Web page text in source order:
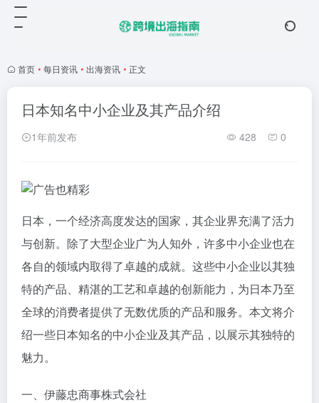
首页 • 每日资讯 • 出海资讯 • 正文
日本知名中小企业及其产品介绍
1年前发布 428 0
日本，一个经济高度发达的国家，其企业界充满了活力
与创新。除了大型企业广为人知外，许多中小企业也在
各自的领域内取得了卓越的成就。这些中小企业以其独
特的产品、精湛的工艺和卓越的创新能力，为日本乃至
全球的消费者提供了无数优质的产品和服务。本文将介
绍一些日本知名的中小企业及其产品，以展示其独特的
魅力。
一、伊藤忠商事株式会社